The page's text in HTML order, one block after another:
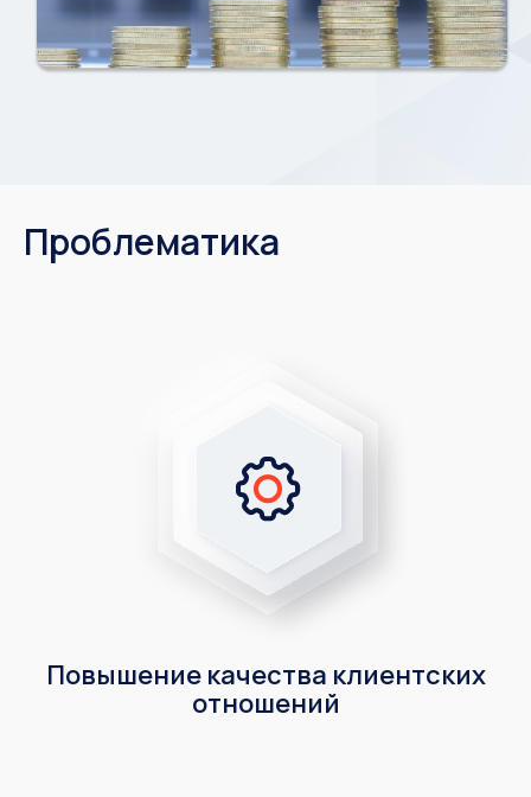
Проблематика
Повышение качества клиентских
отношений